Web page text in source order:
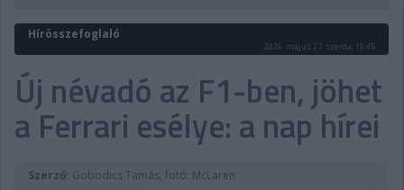
FORMULA
MOTOR
RETRO
PODCAST
SHOP
DIGITÁLIS MAGAZIN
PONTÁLLÁSOK
Hírösszefoglaló
2026. május 27. szerda, 19:45
Új névadó az F1-ben, jöhet
a Ferrari esélye: a nap hírei
Szerző: Gobodics Tamás, fotó: McLaren